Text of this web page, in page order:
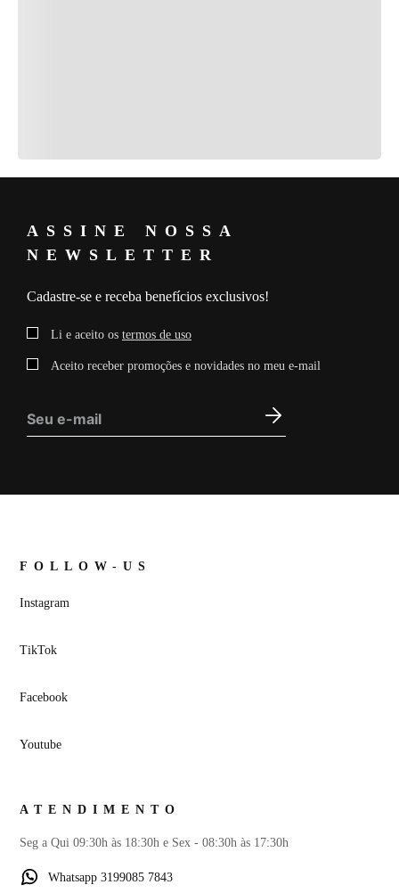
FOLLOW-US
Instagram
TikTok
Facebook
Youtube
ATENDIMENTO
Seg a Qui 09:30h às 18:30h e Sex - 08:30h às 17:30h
Whatsapp 3199085 7843
ASSINE NOSSA
NEWSLETTER
Cadastre-se e receba benefícios exclusivos!
Li e aceito os termos de uso
Aceito receber promoções e novidades no meu e-mail